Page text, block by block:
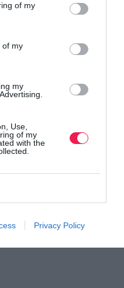
of my
of my
my
Use,
of my
with the
Privacy Policy